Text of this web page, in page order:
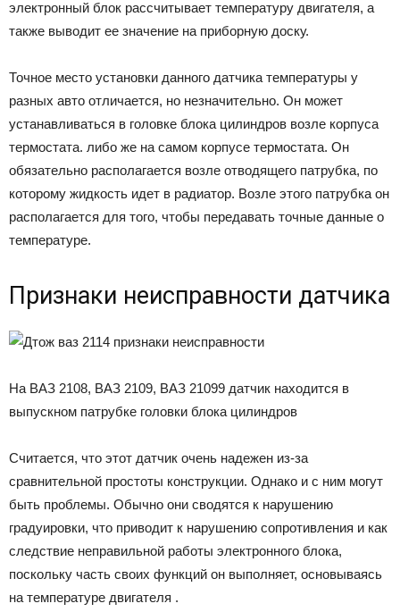
электронный блок рассчитывает температуру двигателя, а
также выводит ее значение на приборную доску.
Точное место установки данного датчика температуры у
разных авто отличается, но незначительно. Он может
устанавливаться в головке блока цилиндров возле корпуса
термостата. либо же на самом корпусе термостата. Он
обязательно располагается возле отводящего патрубка, по
которому жидкость идет в радиатор. Возле этого патрубка он
располагается для того, чтобы передавать точные данные о
температуре.
Признаки неисправности датчика
На ВАЗ 2108, ВАЗ 2109, ВАЗ 21099 датчик находится в
выпускном патрубке головки блока цилиндров
Считается, что этот датчик очень надежен из-за
сравнительной простоты конструкции. Однако и с ним могут
быть проблемы. Обычно они сводятся к нарушению
градуировки, что приводит к нарушению сопротивления и как
следствие неправильной работы электронного блока,
поскольку часть своих функций он выполняет, основываясь
на температуре двигателя .